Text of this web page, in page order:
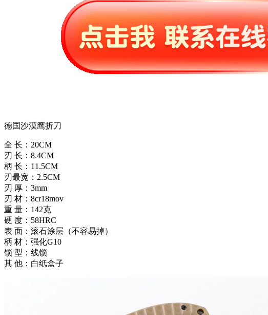
德国沙漠鹰折刀
全 长：20CM
刃 长：8.4CM
柄 长：11.5CM
刃最宽：2.5CM
刃 厚：3mm
刃 材：8cr18mov
重 量：142克
硬 度：58HRC
表 面：滚石涂层（不容易掉）
柄 材：强化G10
锁 型：线锁
其 他：白纸盒子